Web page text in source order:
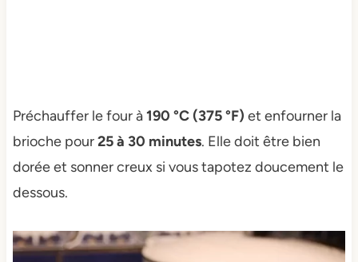
Préchauffer le four à190 °C (375 °F) et enfourner la
brioche pour25 à 30 minutes. Elle doit être bien
dorée et sonner creux si vous tapotez doucement le
dessous.